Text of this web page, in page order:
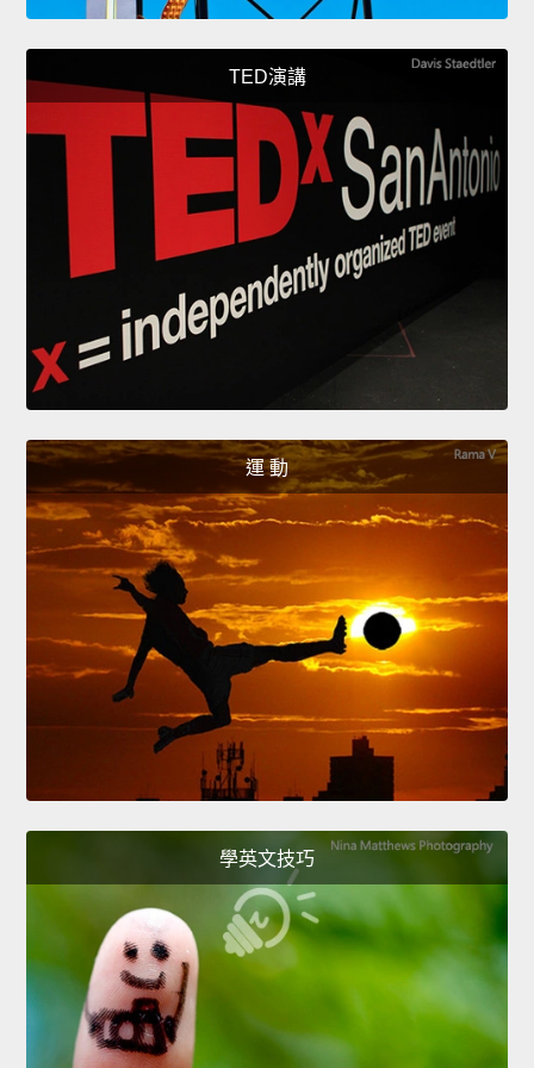
TED演講
運 動
學英文技巧